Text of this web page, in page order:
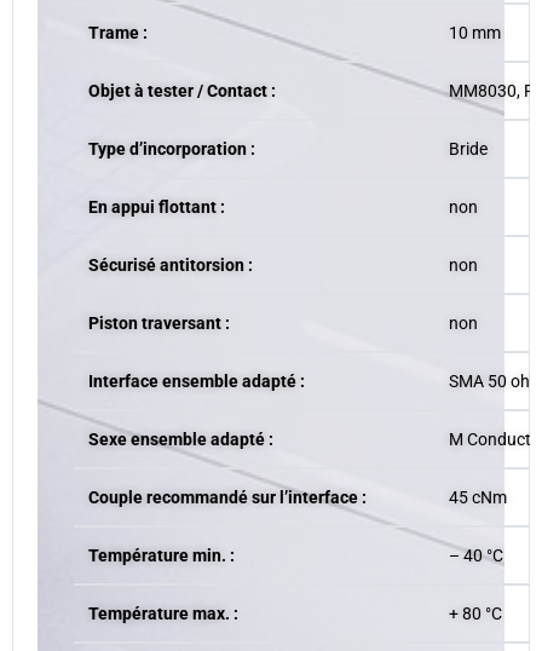
Trame : 10 mm
Objet à tester / Contact : MM8030,
Type d’incorporation : Bride
En appui flottant : non
Sécurisé antitorsion : non
Piston traversant : non
Interface ensemble adapté : SMA 50
Sexe ensemble adapté : M
Couple recommandé sur l’interface : 45 cNm
Température min. : – 40 °C
Température max. : + 80 °C